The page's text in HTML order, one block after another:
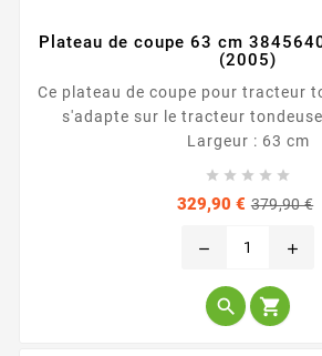
Plateau de coupe 63 cm
(2005)
Ce plateau de coupe pour tracteur
s'adapte sur le tracteur
Largeur : 63 cm
    
329,90 € 379,90 €
remove add
 